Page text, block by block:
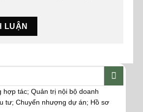
hợp tác; Quản trị nội bộ doanh
tư; Chuyển nhượng dự án; Hồ sơ